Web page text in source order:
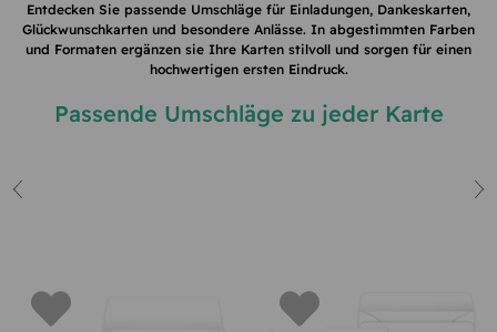
Entdecken Sie passende Umschläge für Einladungen, Dankeskarten,
Glückwunschkarten und besondere Anlässe. In abgestimmten Farben
und Formaten ergänzen sie Ihre Karten stilvoll und sorgen für einen
hochwertigen ersten Eindruck.
Passende Umschläge zu jeder Karte